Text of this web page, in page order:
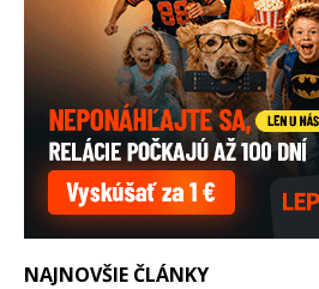
NAJNOVŠIE ČLÁNKY